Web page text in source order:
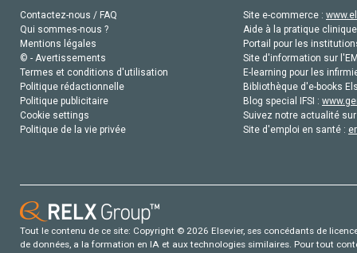
Contactez-nous / FAQ
Qui sommes-nous ?
Mentions légales
© - Avertissements
Termes et conditions d'utilisation
Politique rédactionnelle
Politique publicitaire
Cookie settings
Politique de la vie privée
Site e-commerce :
Aide à la pratique
Portail pour les
Site d'information sur
E-learning pour les
Bibliothèque d'e-books
Blog special IFSI :
Suivez notre actualité
Site d'emploi en santé :
Tout le contenu de ce site: Copyright © 2026 Elsevier, ses concédants de
de données, a la formation en IA et aux technologies similaires. Pour tout